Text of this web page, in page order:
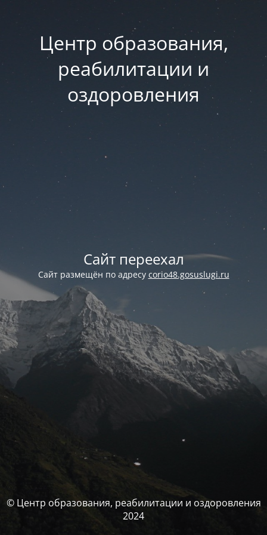
Центр образования,
реабилитации и
оздоровления
Сайт переехал
Сайт размещён по адресу corio48.gosuslugi.ru
© Центр образования, реабилитации и оздоровления
2024